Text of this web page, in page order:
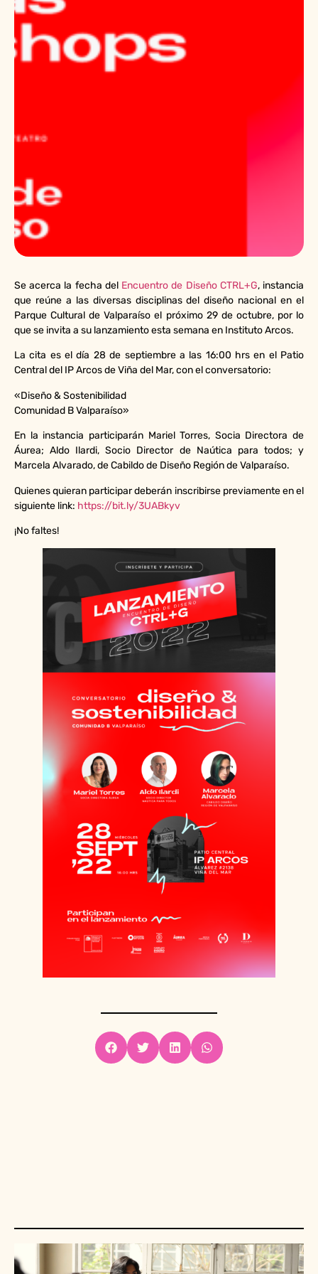
Se acerca la fecha del Encuentro de Diseño CTRL+G, instancia
que reúne a las diversas disciplinas del diseño nacional en el
Parque Cultural de Valparaíso el próximo 29 de octubre, por lo
que se invita a su lanzamiento esta semana en Instituto Arcos.
La cita es el día 28 de septiembre a las 16:00 hrs en el Patio
Central del IP Arcos de Viña del Mar, con el conversatorio:
«Diseño & Sostenibilidad
Comunidad B Valparaíso»
En la instancia participarán Mariel Torres, Socia Directora de
Áurea; Aldo Ilardi, Socio Director de Naútica para todos; y
Marcela Alvarado, de Cabildo de Diseño Región de Valparaíso.
Quienes quieran participar deberán inscribirse previamente en el
siguiente link: https://bit.ly/3UABkyv
¡No faltes!